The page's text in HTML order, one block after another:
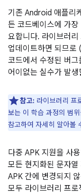
기존 Android 애플리
든 코드베이스에 가
요합니다. 라이브러
업데이트하면 되므로
코드에서 수정된 버
어이없는 실수가 발
참고: 라이브러리 프
보는 이 학습 과정의 범
참고하여 자세히 알아볼
다중 APK 지원을 사
모든 현지화된 문자
APK 간에 변경되지
모두 라이브러리 프